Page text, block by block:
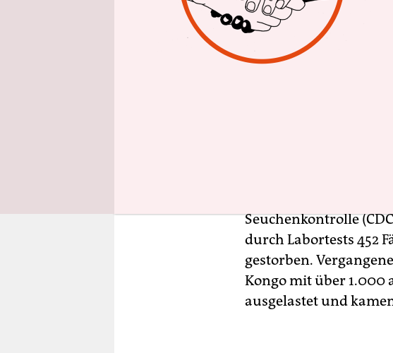
Nach dem Besuch
Demokratischen
die
seiner Rückkehr
und versicherte: „Der
Die Zahl der positiv
Seuchenkontrolle
durch Labortests 452
gestorben.
Kongo mit über 1.000
ausgelastet und